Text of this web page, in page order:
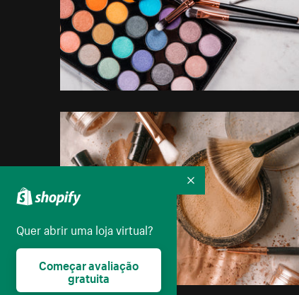
Quer abrir uma loja virtual?
Começar avaliação
gratuita
Recolher